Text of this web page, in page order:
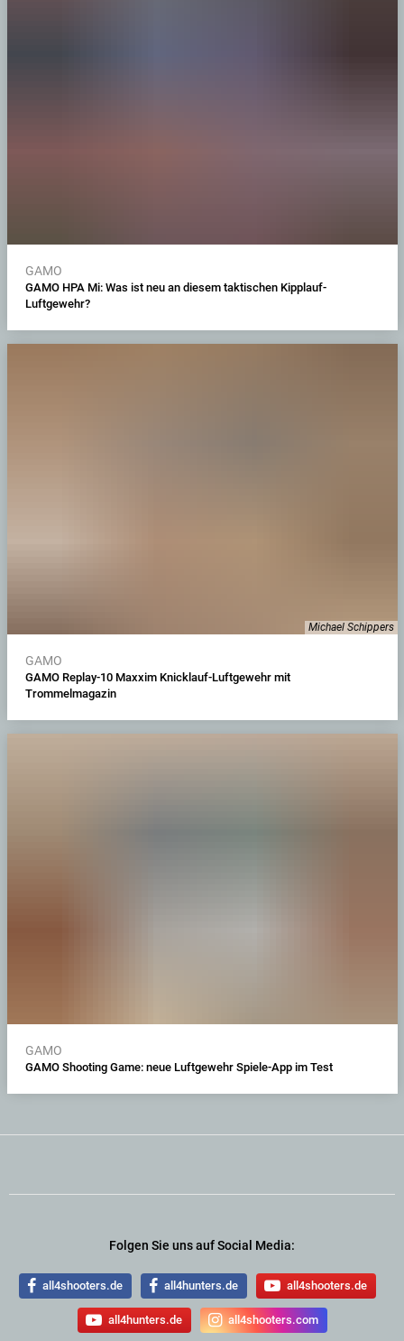
GAMO
GAMO HPA Mi: Was ist neu an diesem taktischen Kipplauf-
Luftgewehr?
Michael Schippers
GAMO
GAMO Replay-10 Maxxim Knicklauf-Luftgewehr mit
Trommelmagazin
GAMO
GAMO Shooting Game: neue Luftgewehr Spiele-App im Test
Folgen Sie uns auf Social Media:
all4shooters.de all4hunters.de all4shooters.de
all4hunters.de all4shooters.com